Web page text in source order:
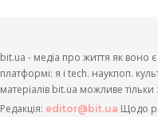
bit.ua - медіа про життя як воно
платформі: я і tech. наукпоп.
матеріалів bit.ua можливе
Редакція: editor@bit.ua Щодо